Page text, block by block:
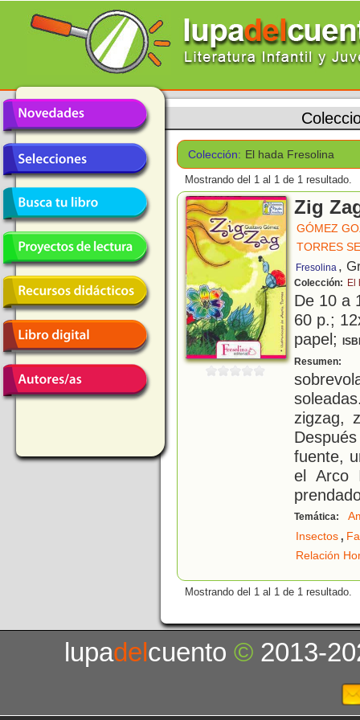
Colección: El hada Fresolina
Mostrando del 1 al 1 de 1 resultado.
Zig
GÓMEZ
TORRES
Fresolina ,
Colección: El
De 10 a
60 p.;
papel;
Resumen:
zigzag,
fuente,
el Arco
Temática:
Insectos,
Relación
Mostrando del 1 al 1 de 1 resultado.
lupadelcuento© 2013-